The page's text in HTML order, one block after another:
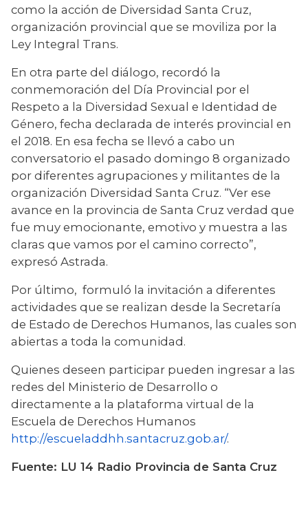
como la acción de Diversidad Santa Cruz,
organización provincial que se moviliza por la
Ley Integral Trans.
En otra parte del diálogo, recordó la
conmemoración del Día Provincial por el
Respeto a la Diversidad Sexual e Identidad de
Género, fecha declarada de interés provincial en
el 2018. En esa fecha se llevó a cabo un
conversatorio el pasado domingo 8 organizado
por diferentes agrupaciones y militantes de la
organización Diversidad Santa Cruz. “Ver ese
avance en la provincia de Santa Cruz verdad que
fue muy emocionante, emotivo y muestra a las
claras que vamos por el camino correcto”,
expresó Astrada.
Por último,  formuló la invitación a diferentes
actividades que se realizan desde la Secretaría
de Estado de Derechos Humanos, las cuales son
abiertas a toda la comunidad.
Quienes deseen participar pueden ingresar a las
redes del Ministerio de Desarrollo o
directamente a la plataforma virtual de la
http://escueladdhh.santacruz.gob.ar/.
Fuente: LU 14 Radio Provincia de Santa Cruz